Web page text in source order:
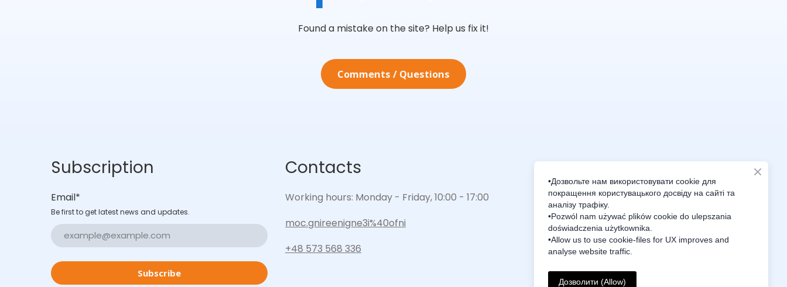
Found a mistake on the site? Help us fix it!
Comments / Questions
Subscription
Email*
Be first to get latest news and updates.
Subscribe
Contacts
Working hours: Monday - Friday, 10:00 - 17:00
moc.gnireenigne3i%40ofni
+48 573 568 336
Intelligence Innovation Integration
•Дозвольте нам використовувати cookie для
покращення користувацького досвіду на сайті та
аналізу трафіку.
•Pozwól nam używać plików cookie do ulepszania
doświadczenia użytkownika.
•Allow us to use cookie-files for UX improves and
analyse website traffic.
Дозволити (Allow)